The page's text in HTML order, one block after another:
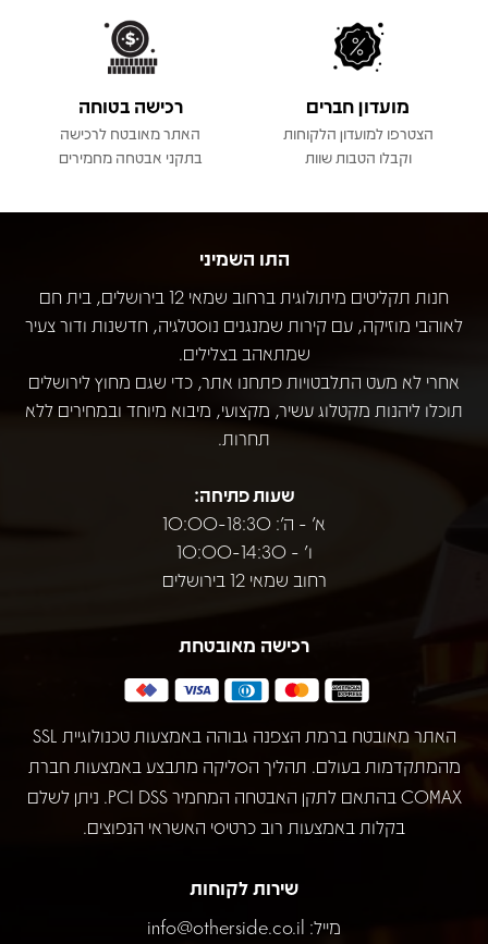
מועדון חברים
הצטרפו למועדון הלקוחות
וקבלו הטבות שוות
רכישה בטוחה
האתר מאובטח לרכישה
בתקני אבטחה מחמירים
התו השמיני
חנות תקליטים מיתולוגית ברחוב שמאי 12 בירושלים, בית חם
לאוהבי מוזיקה, עם קירות שמנגנים נוסטלגיה, חדשנות ודור צעיר
שמתאהב בצלילים.
אחרי לא מעט התלבטויות פתחנו אתר, כדי שגם מחוץ לירושלים
תוכלו ליהנות מקטלוג עשיר, מקצועי, מיבוא מיוחד ובמחירים ללא
תחרות.
שעות פתיחה:
א' - ה': 10:00-18:30
ו' - 10:00-14:30
רחוב שמאי 12 בירושלים
רכישה מאובטחת
האתר מאובטח ברמת הצפנה גבוהה באמצעות טכנולוגיית SSL
מהמתקדמות בעולם. תהליך הסליקה מתבצע באמצעות חברת
COMAX בהתאם לתקן האבטחה המחמיר PCI DSS. ניתן לשלם
בקלות באמצעות רוב כרטיסי האשראי הנפוצים.
שירות לקוחות
מייל: info@otherside.co.il